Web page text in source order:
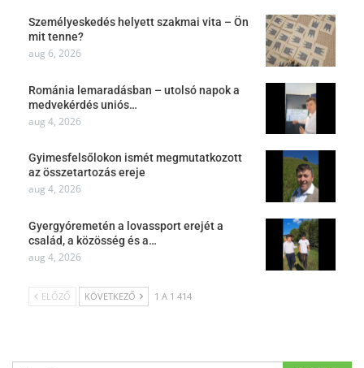
Személyeskedés helyett szakmai vita – Ön
mit tenne?
aug 6, 2026
Románia lemaradásban – utolsó napok a
medvekérdés uniós…
aug 4, 2026
Gyimesfelsőlokon ismét megmutatkozott
az összetartozás ereje
aug 4, 2026
Gyergyóremetén a lovassport erejét a
család, a közösség és a…
aug 4, 2026
ELŐZŐ KÖVETKEZŐ 1 A 1 414